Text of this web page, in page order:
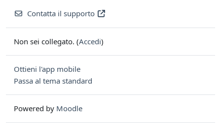
Contatta il supporto
Non sei collegato. (Accedi)
Ottieni l'app mobile
Passa al tema standard
Powered by Moodle